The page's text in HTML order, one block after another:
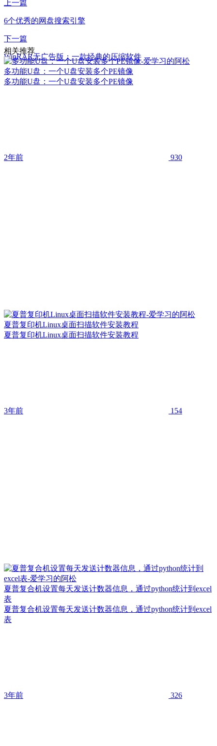
上一篇
6个优秀的网盘搜索引擎
下一篇
WinRAR无广告版：一款经典的压缩软件
相关推荐
多功能U盘：一个U盘安装多个PE镜像
多功能U盘：一个U盘安装多个PE镜像
2年前 930
夏普复印机Linux桌面扫描软件安装教程
夏普复印机Linux桌面扫描软件安装教程
3年前 154
夏普复合机设置每天发送计数器信息，通过python统计到excel
表
夏普复合机设置每天发送计数器信息，通过python统计到excel
表
3年前 326